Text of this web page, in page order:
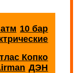
10 бар
Копко
ДЭН